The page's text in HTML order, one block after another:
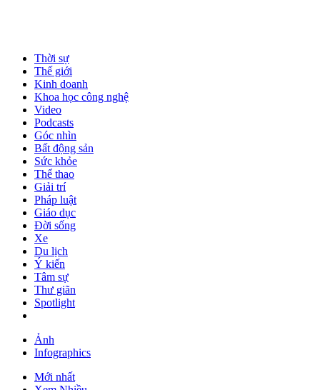
Thời sự
Thế giới
Kinh doanh
Khoa học công nghệ
Video
Podcasts
Góc nhìn
Bất động sản
Sức khỏe
Thể thao
Giải trí
Pháp luật
Giáo dục
Đời sống
Xe
Du lịch
Ý kiến
Tâm sự
Thư giãn
Spotlight
Ảnh
Infographics
Mới nhất